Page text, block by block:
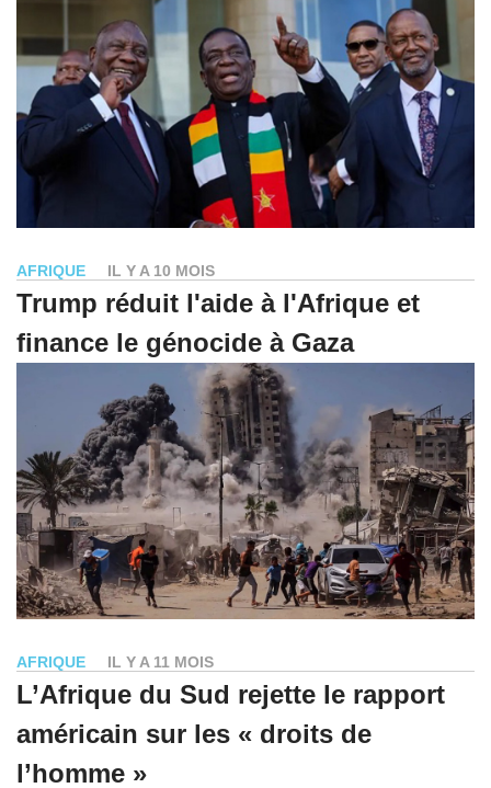
AFRIQUE IL Y A 10 MOIS
Trump réduit l'aide à l'Afrique et
finance le génocide à Gaza
AFRIQUE IL Y A 11 MOIS
L’Afrique du Sud rejette le rapport
américain sur les « droits de
l’homme »